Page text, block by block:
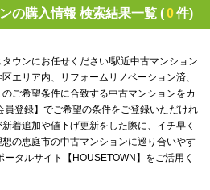
の購入情報 検索結果一覧 (0件)
ウンにお任せください!駅近中古マンション
エリア内、リフォームリノベーション済、
ご希望条件に合致する中古マンションをカ
員登録】でご希望の条件をご登録いただけれ
着追加や値下げ更新をした際に、イチ早く
の恵庭市の中古マンションに巡り合いやす
タルサイト【HOUSETOWN】をご活用く